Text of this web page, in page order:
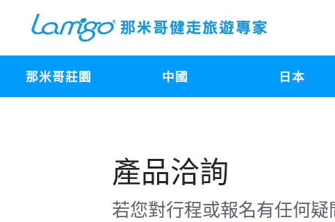
那米哥莊園 中國 日本
產品洽詢
若您對行程或報名有任何疑